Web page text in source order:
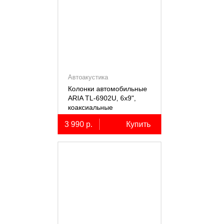
Автоакустика
Колонки автомобильные
ARIA TL-6902U, 6х9",
коаксиальные
трёхполосные, 2 шт.
3 990 р. Купить